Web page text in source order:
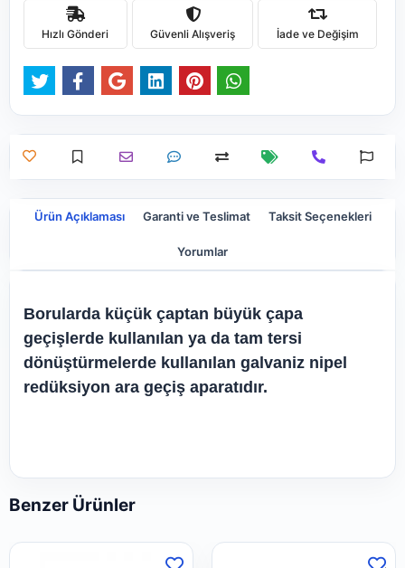
Hızlı Gönderi Güvenli Alışveriş İade ve Değişim
Ürün Açıklaması Garanti ve Teslimat Taksit Seçenekleri
Yorumlar
Borularda küçük çaptan büyük çapa
geçişlerde kullanılan ya da tam tersi
dönüştürmelerde kullanılan galvaniz nipel
redüksiyon ara geçiş aparatıdır.
Benzer Ürünler